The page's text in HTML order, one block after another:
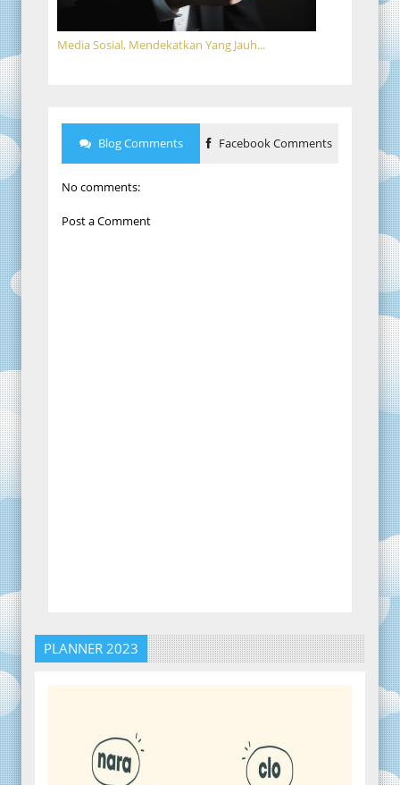
Media Sosial, Mendekatkan Yang Jauh...
Blog Comments Facebook Comments
No comments:
Post a Comment
PLANNER 2023